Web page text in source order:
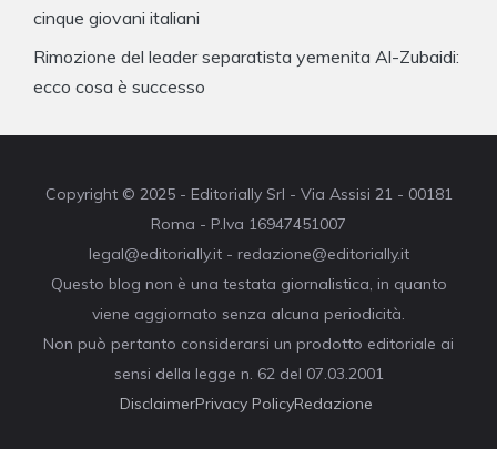
cinque giovani italiani
Rimozione del leader separatista yemenita Al-Zubaidi:
ecco cosa è successo
Copyright © 2025 - Editorially Srl - Via Assisi 21 - 00181
Roma - P.Iva 16947451007
legal@editorially.it - redazione@editorially.it
Questo blog non è una testata giornalistica, in quanto
viene aggiornato senza alcuna periodicità.
Non può pertanto considerarsi un prodotto editoriale ai
sensi della legge n. 62 del 07.03.2001
DisclaimerPrivacy PolicyRedazione